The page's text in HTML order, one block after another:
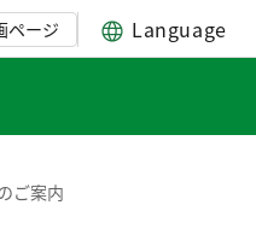
ページ Language
ご案内